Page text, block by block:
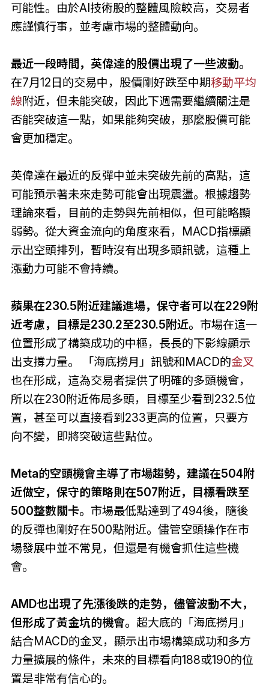
可能性。由於AI技術股的整體風險較高，交易者
應謹慎行事，並考慮市場的整體動向。
最近一段時間，英偉達的股價出現了一些波動。
在7月12日的交易中，股價剛好跌至中期移動平均
線附近，但未能突破，因此下週需要繼續關注是
否能突破這一點，如果能夠突破，那麼股價可能
會更加穩定。
英偉達在最近的反彈中並未突破先前的高點，這
可能預示著未來走勢可能會出現震盪。根據趨勢
理論來看，目前的走勢與先前相似，但可能略顯
弱勢。從大資金流向的角度來看，MACD指標顯
示出空頭排列，暫時沒有出現多頭訊號，這種上
漲動力可能不會持續。
蘋果在230.5附近建議進場，保守者可以在229附
近考慮，目標是230.2至230.5附近。 市場在這一
位置形成了構築成功的中樞，長長的下影線顯示
出支撐力量。 「海底撈月」訊號和MACD的金叉
也在形成，這為交易者提供了明確的多頭機會，
所以在230附近佈局多頭，目標至少看到232.5位
置，甚至可以直接看到233更高的位置，只要方
向不變，即將突破這些點位。
Meta的空頭機會主導了市場趨勢，建議在504附
近做空，保守的策略則在507附近，目標看跌至
500整數關卡。 市場最低點達到了494後，隨後
的反彈也剛好在500點附近。儘管空頭操作在市
場發展中並不常見，但還是有機會抓住這些機
會。
AMD也出現了先漲後跌的走勢，儘管波動不大，
但形成了黃金坑的機會。 超大底的「海底撈月」
結合MACD的金叉，顯示出市場構築成功和多方
力量擴展的條件，未來的目標看向188或190的位
置是非常有信心的。